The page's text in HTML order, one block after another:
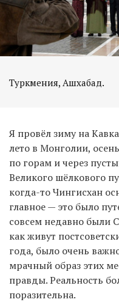
Туркмения, Ашхабад.
Я провёл зиму на
лето в Монголии,
по горам и через
Великого шёлкового
когда-то Чингисхан
главное — это было
совсем недавно были
как живут
года, было очень
мрачный образ этих
правды. Реальность
поразительна.